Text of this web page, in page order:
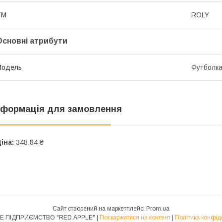
ROLY
атрибути
Футболка
для замовлення
348,84 ₴
Сайт створений на маркетплейсі Prom.ua
Поскаржитися на контент Політика